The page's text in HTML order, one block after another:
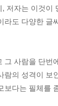
저자는 이것이
라도 다양한 글
그 사람을 단번
람의 성격이 보
보다는 필체를